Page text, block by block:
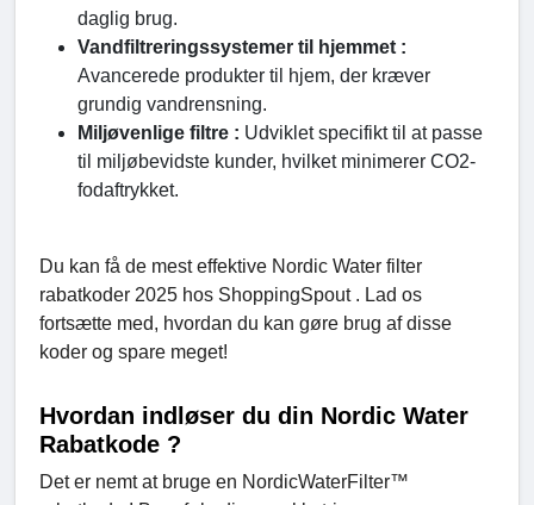
daglig brug.
Vandfiltreringssystemer til hjemmet :
Avancerede produkter til hjem, der kræver
grundig vandrensning.
Miljøvenlige filtre : Udviklet specifikt til at passe
til miljøbevidste kunder, hvilket minimerer CO2-
fodaftrykket.
Du kan få de mest effektive Nordic Water filter
rabatkoder 2025 hos ShoppingSpout . Lad os
fortsætte med, hvordan du kan gøre brug af disse
koder og spare meget!
Hvordan indløser du din Nordic Water
Rabatkode ?
Det er nemt at bruge en NordicWaterFilter™